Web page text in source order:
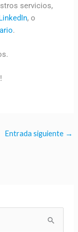
servicios,
, o
.
Entrada siguiente →